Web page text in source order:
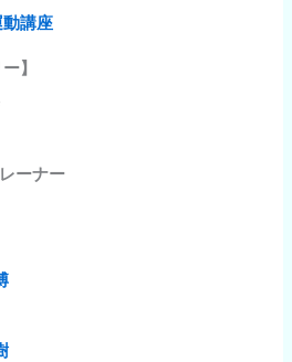
講座
】
ーナー